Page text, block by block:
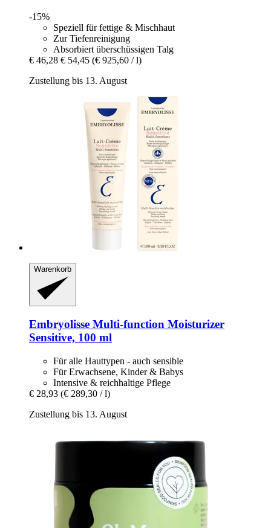
-15%
Speziell für fettige & Mischhaut
Zur Tiefenreinigung
Absorbiert überschüssigen Talg
€ 46,28 € 54,45 (€ 925,60 / l)
Zustellung bis 13. August
Warenkorb
Embryolisse Multi-​function Moisturizer
Sensitive, 100 ml
Für alle Hauttypen - auch sensible
Für Erwachsene, Kinder & Babys
Intensive & reichhaltige Pflege
€ 28,93 (€ 289,30 / l)
Zustellung bis 13. August